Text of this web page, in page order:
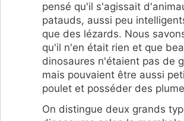
pensé qu'il s'agissait
patauds, aussi peu
que des lézards. Nous
qu'il n'en était rien et que
dinosaures n'étaient pas de
mais pouvaient être aussi
poulet et posséder des
On distingue deux grands